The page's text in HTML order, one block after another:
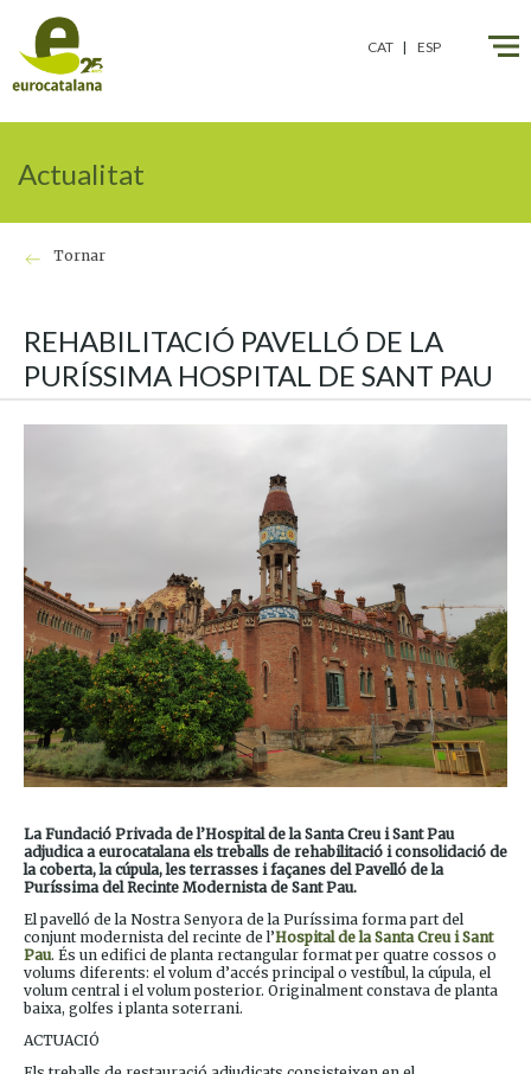
Actualitat
Tornar
REHABILITACIÓ PAVELLÓ DE LA
PURÍSSIMA HOSPITAL DE SANT PAU
La Fundació Privada de l’Hospital de la Santa Creu i Sant Pau
adjudica a eurocatalana els treballs de rehabilitació i consolidació de
la coberta, la cúpula, les terrasses i façanes del Pavelló de la
Puríssima del Recinte Modernista de Sant Pau.
El pavelló de la Nostra Senyora de la Puríssima forma part del
conjunt modernista del recinte de l’Hospital de la Santa Creu i Sant
Pau. És un edifici de planta rectangular format per quatre cossos o
volums diferents: el volum d’accés principal o vestíbul, la cúpula, el
volum central i el volum posterior. Originalment constava de planta
baixa, golfes i planta soterrani.
ACTUACIÓ
CAT ESP